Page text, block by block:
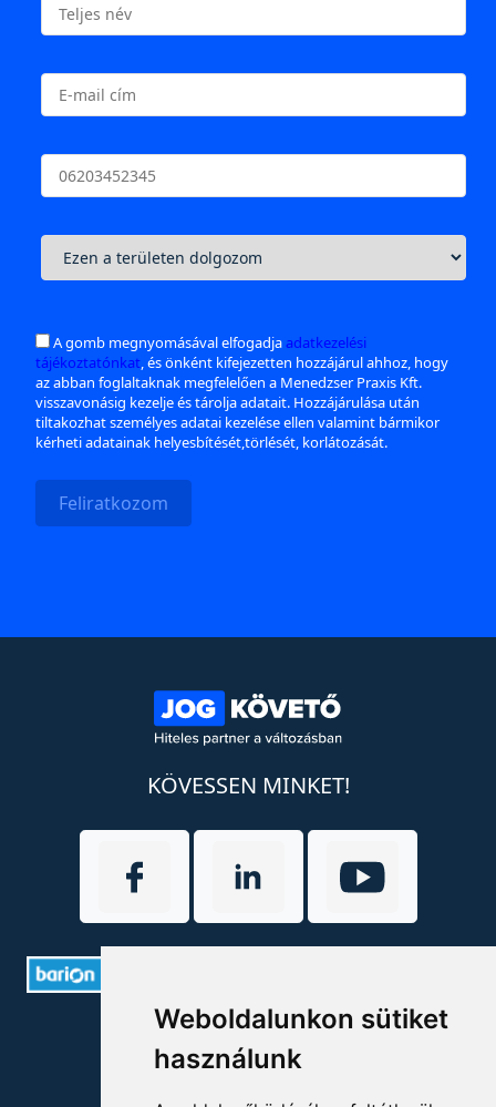
Weboldalunkon sütiket
használunk
A gomb megnyomásával elfogadjaadatkezelési
tájékoztatónkat, és önként kifejezetten hozzájárul ahhoz, hogy
az abban foglaltaknak megfelelően a Menedzser Praxis Kft.
visszavonásig kezelje és tárolja adatait. Hozzájárulása után
tiltakozhat személyes adatai kezelése ellen valamint bármikor
kérheti adatainak helyesbítését,törlését, korlátozását.
Feliratkozom
KÖVESSEN MINKET!
ELÉRHETŐSÉGEK